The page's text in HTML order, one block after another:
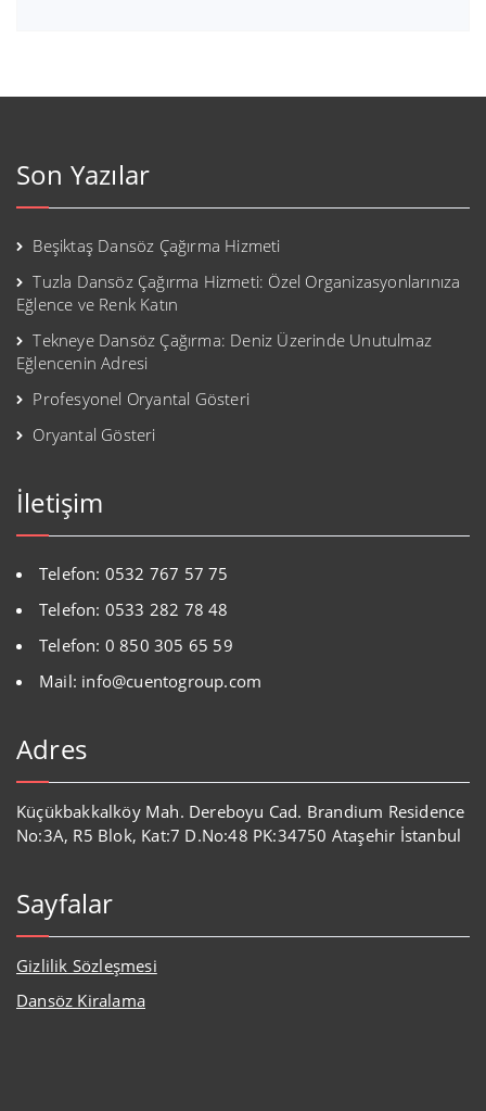
Son Yazılar
Beşiktaş Dansöz Çağırma Hizmeti
Tuzla Dansöz Çağırma Hizmeti: Özel Organizasyonlarınıza
Eğlence ve Renk Katın
Tekneye Dansöz Çağırma: Deniz Üzerinde Unutulmaz
Eğlencenin Adresi
Profesyonel Oryantal Gösteri
Oryantal Gösteri
İletişim
Telefon: 0532 767 57 75
Telefon: 0533 282 78 48
Telefon: 0 850 305 65 59
Mail: info@cuentogroup.com
Adres
Küçükbakkalköy Mah. Dereboyu Cad. Brandium Residence
No:3A, R5 Blok, Kat:7 D.No:48 PK:34750 Ataşehir İstanbul
Sayfalar
Gizlilik Sözleşmesi
Dansöz Kiralama